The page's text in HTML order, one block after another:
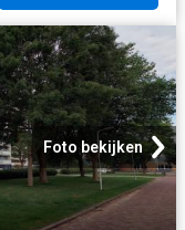
Foto bekijken